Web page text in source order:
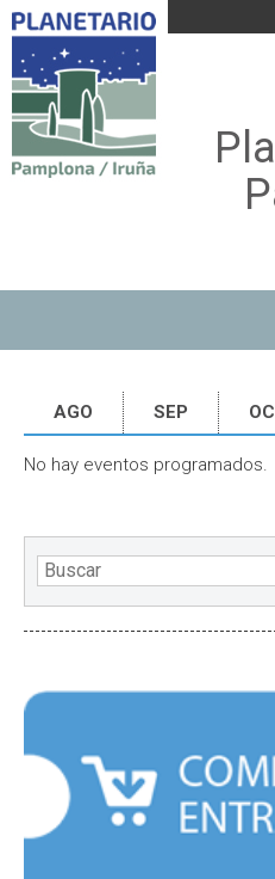
AGO SEP
No hay eventos programados.